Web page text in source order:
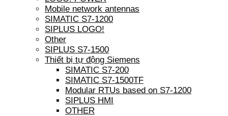
Mobile network antennas
SIMATIC S7-1200
SIPLUS LOGO!
Other
SIPLUS S7-1500
Thiết bị tự động Siemens
SIMATIC S7-200
SIMATIC S7-1500TF
Modular RTUs based on S7-1200
SIPLUS HMI
OTHER